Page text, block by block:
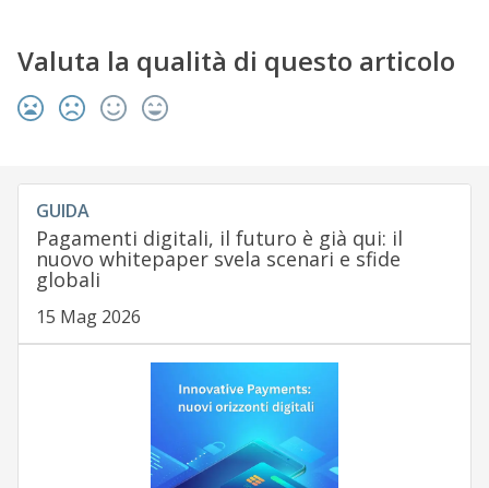
Valuta la qualità di questo articolo
GUIDA
Pagamenti digitali, il futuro è già qui: il
nuovo whitepaper svela scenari e sfide
globali
15 Mag 2026